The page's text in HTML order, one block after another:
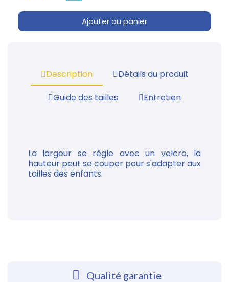
Ajouter au panier
Description
Détails du produit
Guide des tailles
Entretien
La largeur se règle avec un velcro, la
hauteur peut se couper pour s'adapter aux
tailles des enfants.
Qualité garantie